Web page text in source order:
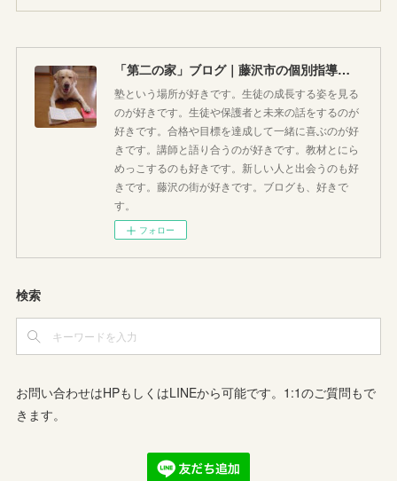
「第二の家」ブログ｜藤沢市の個別指導塾のお話
塾という場所が好きです。生徒の成長する姿を見る
のが好きです。生徒や保護者と未来の話をするのが
好きです。合格や目標を達成して一緒に喜ぶのが好
きです。講師と語り合うのが好きです。教材とにら
めっこするのも好きです。新しい人と出会うのも好
きです。藤沢の街が好きです。ブログも、好きで
す。
フォロー
検索
お問い合わせはHPもしくはLINEから可能です。1:1のご質問もで
きます。